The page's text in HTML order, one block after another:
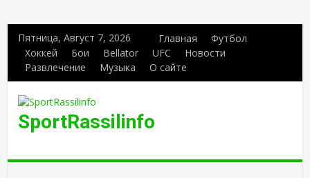
Пятница, Август 7, 2026 Главная
Футбол
Хоккей
Бои Bellator UFC
Новости
Развлечение
Музыка О сайте
SportRassilinfo